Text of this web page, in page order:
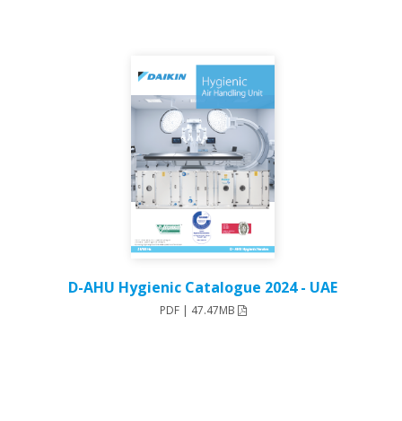
D-AHU Hygienic Catalogue 2024 - UAE